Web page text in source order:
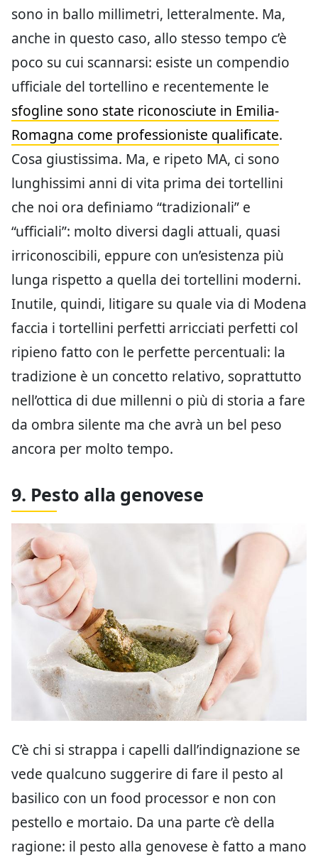
sono in ballo millimetri, letteralmente. Ma,
anche in questo caso, allo stesso tempo c’è
poco su cui scannarsi: esiste un compendio
ufficiale del tortellino e recentemente le
sfogline sono state riconosciute in Emilia-
Romagna come professioniste qualificate.
Cosa giustissima. Ma, e ripeto MA, ci sono
lunghissimi anni di vita prima dei tortellini
che noi ora definiamo “tradizionali” e
“ufficiali”: molto diversi dagli attuali, quasi
irriconoscibili, eppure con un’esistenza più
lunga rispetto a quella dei tortellini moderni.
Inutile, quindi, litigare su quale via di Modena
faccia i tortellini perfetti arricciati perfetti col
ripieno fatto con le perfette percentuali: la
tradizione è un concetto relativo, soprattutto
nell’ottica di due millenni o più di storia a fare
da ombra silente ma che avrà un bel peso
ancora per molto tempo.
9. Pesto alla genovese
C’è chi si strappa i capelli dall’indignazione se
vede qualcuno suggerire di fare il pesto al
basilico con un food processor e non con
pestello e mortaio. Da una parte c’è della
ragione: il pesto alla genovese è fatto a mano